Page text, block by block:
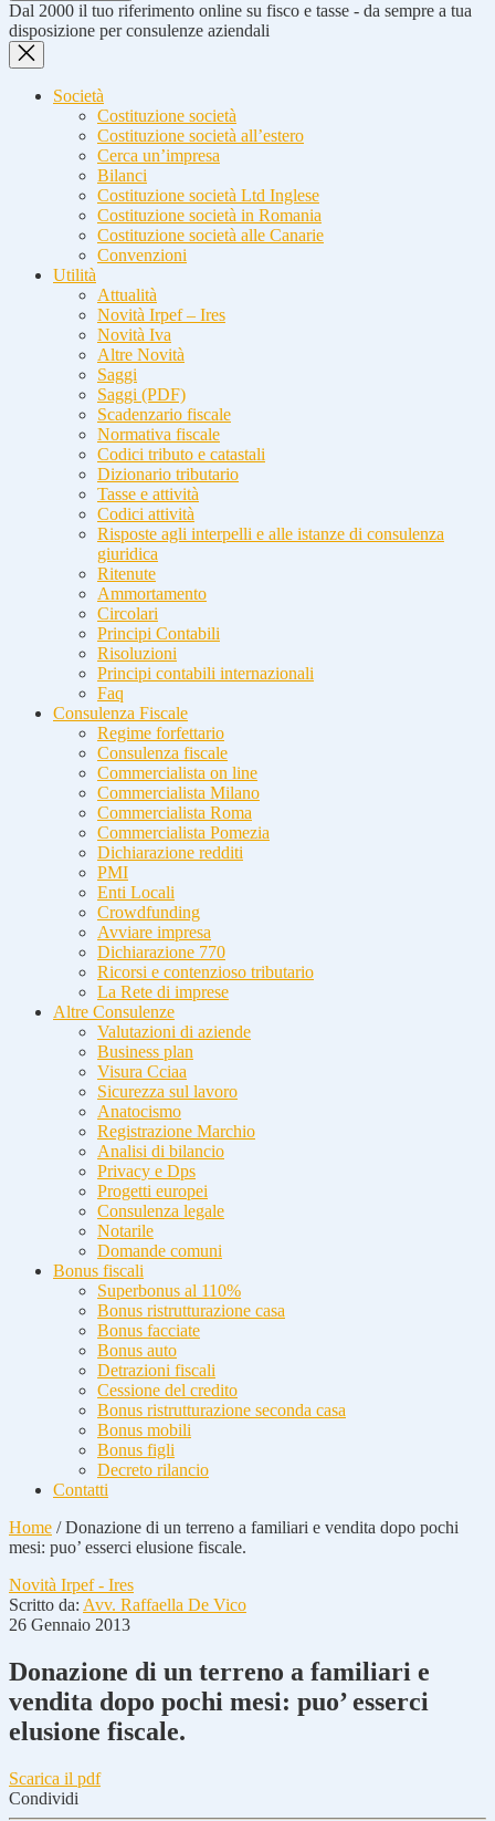
Dal 2000 il tuo riferimento online su fisco e tasse - da sempre a tua
disposizione per consulenze aziendali
Società
Costituzione società
Costituzione società all’estero
Cerca un’impresa
Bilanci
Costituzione società Ltd Inglese
Costituzione società in Romania
Costituzione società alle Canarie
Convenzioni
Utilità
Attualità
Novità Irpef – Ires
Novità Iva
Altre Novità
Saggi
Saggi (PDF)
Scadenzario fiscale
Normativa fiscale
Codici tributo e catastali
Dizionario tributario
Tasse e attività
Codici attività
Risposte agli interpelli e alle istanze di consulenza
giuridica
Ritenute
Ammortamento
Circolari
Principi Contabili
Risoluzioni
Principi contabili internazionali
Faq
Consulenza Fiscale
Regime forfettario
Consulenza fiscale
Commercialista on line
Commercialista Milano
Commercialista Roma
Commercialista Pomezia
Dichiarazione redditi
PMI
Enti Locali
Crowdfunding
Avviare impresa
Dichiarazione 770
Ricorsi e contenzioso tributario
La Rete di imprese
Altre Consulenze
Valutazioni di aziende
Business plan
Visura Cciaa
Sicurezza sul lavoro
Anatocismo
Registrazione Marchio
Analisi di bilancio
Privacy e Dps
Progetti europei
Consulenza legale
Notarile
Domande comuni
Bonus fiscali
Superbonus al 110%
Bonus ristrutturazione casa
Bonus facciate
Bonus auto
Detrazioni fiscali
Cessione del credito
Bonus ristrutturazione seconda casa
Bonus mobili
Bonus figli
Decreto rilancio
Contatti
Home /Donazione di un terreno a familiari e vendita dopo pochi
mesi: puo’ esserci elusione fiscale.
Novità Irpef - Ires
Scritto da: Avv. Raffaella De Vico
26 Gennaio 2013
Donazione di un terreno a familiari e
vendita dopo pochi mesi: puo’ esserci
elusione fiscale.
Scarica il pdf
Condividi